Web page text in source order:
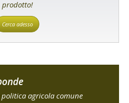
prodotto!
Cerca adesso
agricola comune